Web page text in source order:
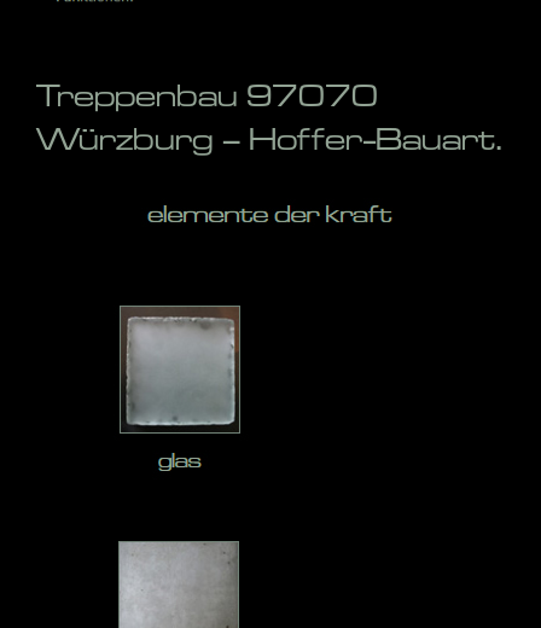
Treppenbau 97070
Würzburg – Hoffer-Bauart.